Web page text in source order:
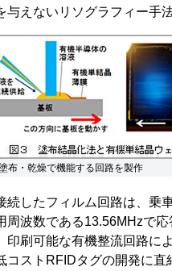
えないリソグラフィー手
布・乾燥で機能する回路を製作
したフィルム回路は、乗
周波数である13.56MHzで
印刷可能な有機整流回路に
コストRFIDタグの開発に直